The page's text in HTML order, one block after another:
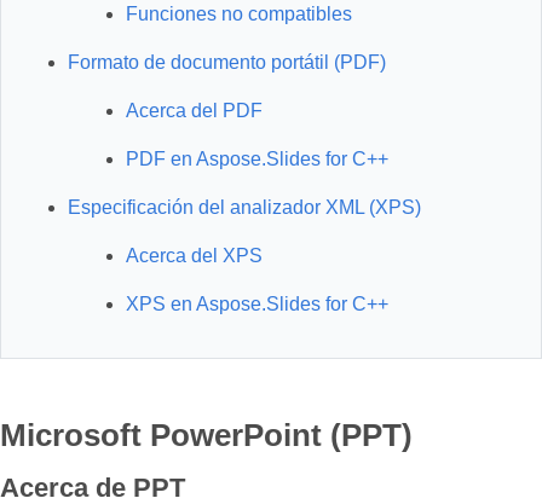
Funciones no compatibles
Formato de documento portátil (PDF)
Acerca del PDF
PDF en Aspose.Slides for C++
Especificación del analizador XML (XPS)
Acerca del XPS
XPS en Aspose.Slides for C++
Microsoft PowerPoint (PPT)
Acerca de PPT